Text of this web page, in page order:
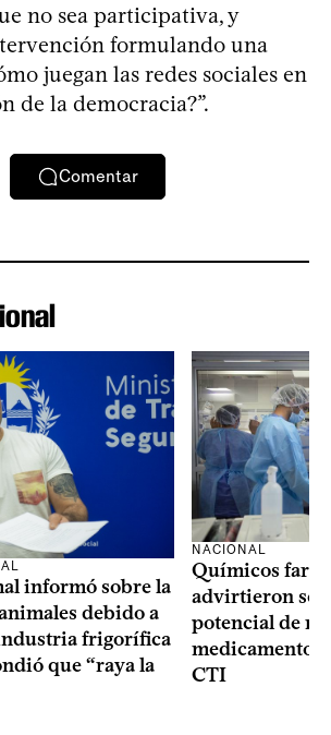
no sea participativa, y
formulando una
juegan las redes sociales en
de la democracia?”.
Comentar
informó sobre la
debido a
frigorífica
que “raya la
NACIONAL
Químicos
advirtieron
potencial de
medicamentos
CTI